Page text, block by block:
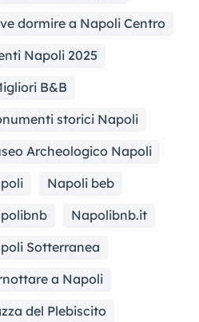
dormire a Napoli Centro
Napoli 2025
B&B
storici Napoli
Archeologico Napoli
Napoli beb
Napolibnb.it
Sotterranea
a Napoli
del Plebiscito